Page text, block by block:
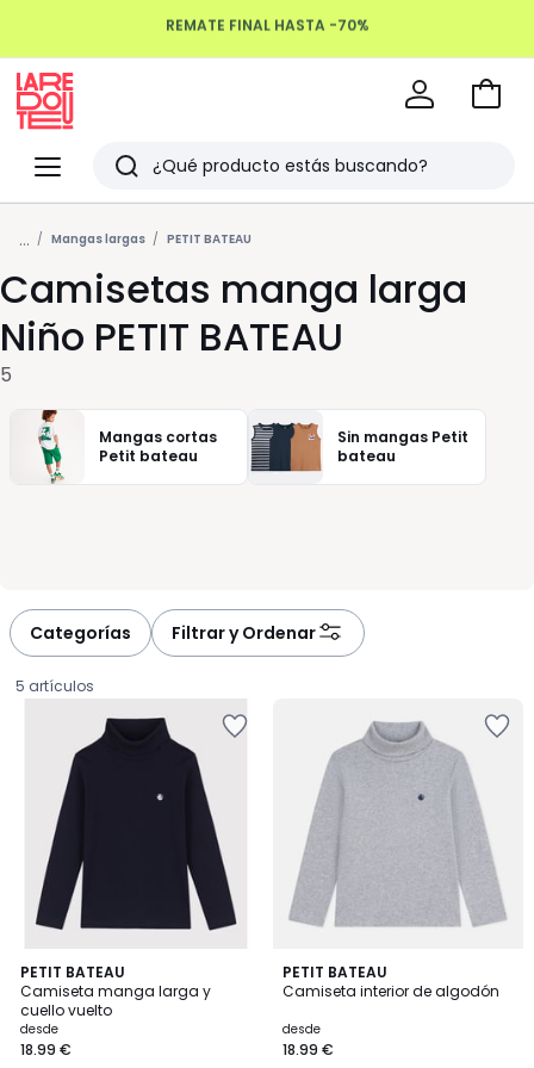
Menu
Redoute
Buscar
Últimos
artículos
vistos
Ir
... Mangas largas PETIT BATEAU
Camisetas manga larga
Niño PETIT BATEAU
5
Mangas cortas
Petit bateau
Sin mangas Petit
bateau
Categorías Filtrar y Ordenar
5 artículos
PETIT BATEAU
Camiseta manga larga y
cuello vuelto
Precio
a
desde
18.99 €
5
/
5
PETIT BATEAU
Camiseta interior de algodón
desde
18.99 €